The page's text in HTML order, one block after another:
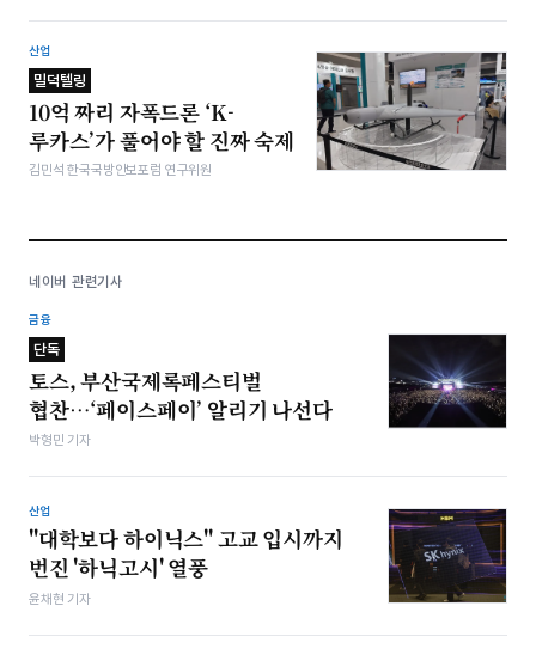
산업
밀덕텔링
10억 짜리 자폭드론 ‘K-
루카스’가 풀어야 할 진짜 숙제
김민석 한국국방안보포럼 연구위원
네이버 관련기사
금융
단독
토스, 부산국제록페스티벌
협찬…‘페이스페이’ 알리기 나선다
박형민 기자
산업
"대학보다 하이닉스" 고교 입시까지
번진 '하닉고시' 열풍
윤채현 기자